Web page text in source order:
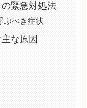
緊急対処法
ぶべき症状
な原因